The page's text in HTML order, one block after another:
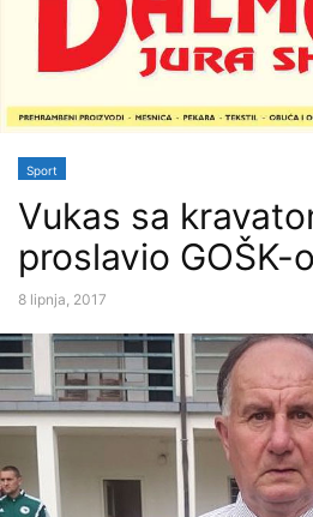
Sport
Vukas sa
proslavio GOŠK-
8 lipnja, 2017